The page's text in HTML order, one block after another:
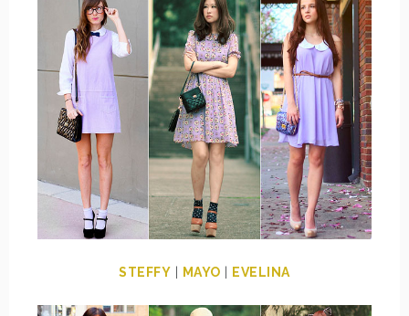
STEFFY MAYO EVELINA